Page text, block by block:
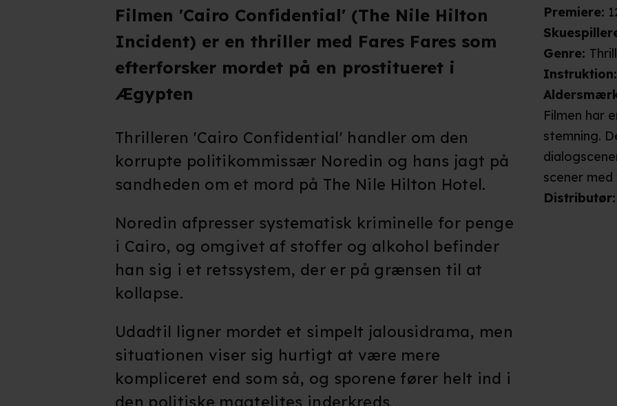
Premiere:
Genre:
Instruktion:
Filmen har
stemning.
scener
mod
Distributør:
Filmen 'Cairo Confidential' (The Nile Hilton
Incident) er en thriller med Fares Fares som
efterforsker mordet på en prostitueret i
Ægypten
Thrilleren 'Cairo Confidential' handler om den
korrupte politikommissær Noredin og hans jagt på
sandheden om et mord på The Nile Hilton Hotel.
Noredin afpresser systematisk kriminelle for penge
i Cairo, og omgivet af stoffer og alkohol befinder
han sig i et retssystem, der er på grænsen til at
kollapse.
Udadtil ligner mordet et simpelt jalousidrama, men
situationen viser sig hurtigt at være mere
kompliceret end som så, og sporene fører helt ind i
den politiske magtelites inderkreds.